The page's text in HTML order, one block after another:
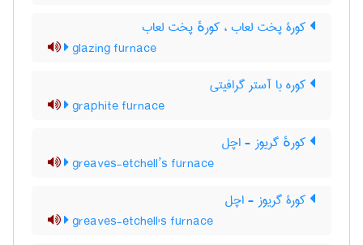
کورۀ پخت لعاب ، کورهٔ پخت لعاب
glazing furnace
کوره با آستر گرافیتی
graphite furnace
کورهٔ گریوز - اچل
greaves-etchell’s furnace
کورۀ گریوز - اچل
greaves-etchell's furnace